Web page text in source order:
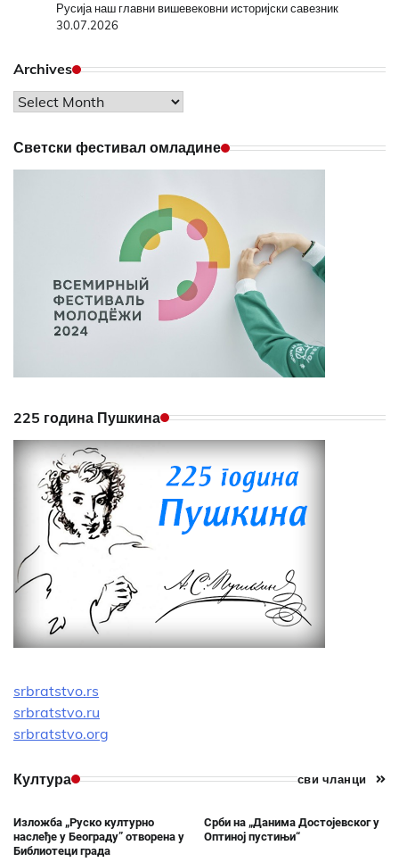
Русија наш главни вишевековни историјски савезник
30.07.2026
Archives
Archives
Светски фестивал омладине
225 година Пушкина
srbratstvo.rs
srbratstvo.ru
srbratstvo.org
Култура сви чланци
Изложба „Руско културно
наслеђе у Београду” отворена у
Библиотеци града
Срби на „Данима Достојевског у
Оптиној пустињи“